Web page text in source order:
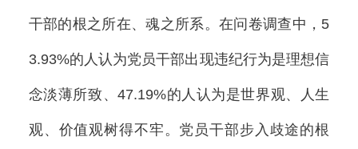
干部的根之所在、魂之所系。在问卷调查中，5
3.93%的人认为党员干部出现违纪行为是理想信
念淡薄所致、47.19%的人认为是世界观、人生
观、价值观树得不牢。党员干部步入歧途的根